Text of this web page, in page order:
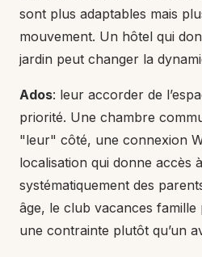
sont plus adaptables mais
mouvement. Un hôtel qui
jardin peut changer la
Ados: leur accorder de
priorité. Une chambre
"leur" côté, une connexion
localisation qui donne accès
systématiquement des
âge, le club vacances
une contrainte plutôt qu’un